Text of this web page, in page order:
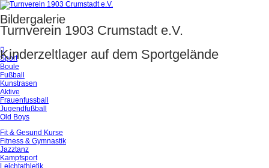
Turnverein 1903 Crumstadt e.V.
Sport
Boule
Fußball
Kunstrasen
Aktive
Frauenfussball
Jugendfußball
Old Boys
Fit & Gesund Kurse
Fitness & Gymnastik
Jazztanz
Kampfsport
Leichtathletik
Bildergalerie
Kinderzeltlager auf dem Sportgelände